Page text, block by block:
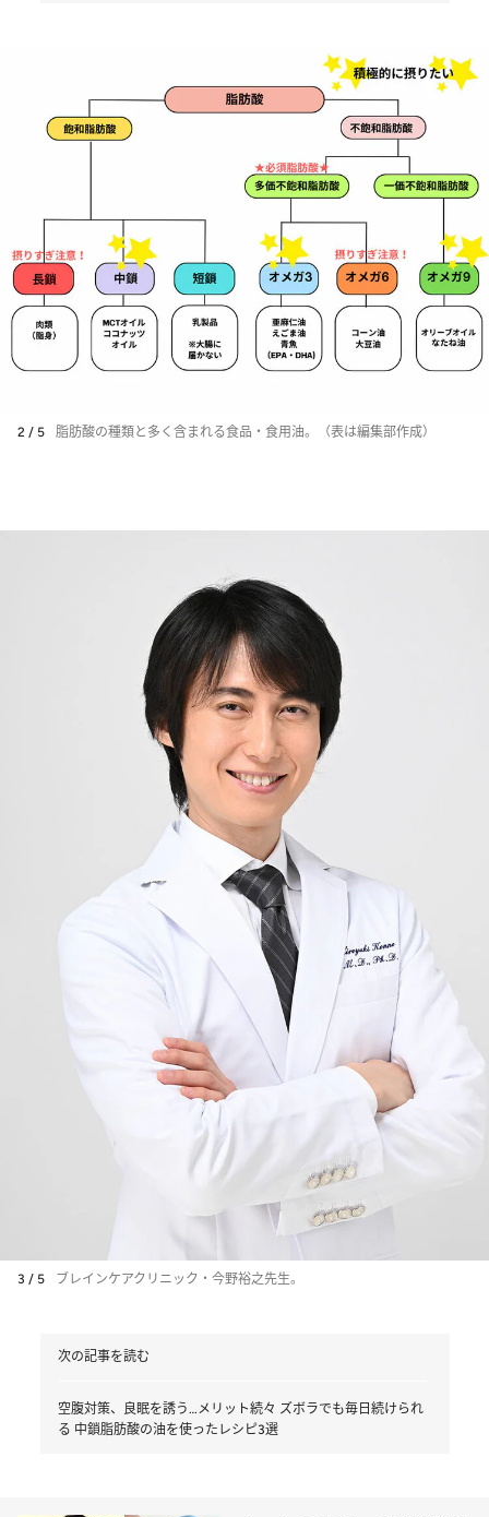
2 / 5 脂肪酸の種類と多く含まれる食品・食用油。（表は編集部作成）
3 / 5 ブレインケアクリニック・今野裕之先生。
次の記事を読む
空腹対策、良眠を誘う…メリット続々 ズボラでも毎日続けられ
る 中鎖脂肪酸の油を使ったレシピ3選